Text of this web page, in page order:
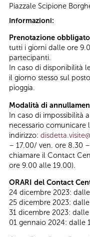
Piazzale Scipione
Informazioni:
Prenotazione
tutti i giorni dalle ore
partecipanti.
In caso di disponibilità
il giorno stesso sul
pioggia.
Modalità di
In caso di impossibilità
necessario comunicare
indirizzo:
– 17.00/ ven. ore 8.30
chiamare il Contact
ore 9.00 alle 19.00).
ORARI del Contact
24 dicembre 2023:
25 dicembre 2023:
31 dicembre 2023:
01 gennaio 2024: dalle